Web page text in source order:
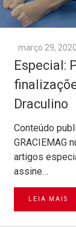
março 29, 2020
Especial:
Draculino
Conteúdo
GRACIEMAG
artigos
assine…
LEIA MAIS